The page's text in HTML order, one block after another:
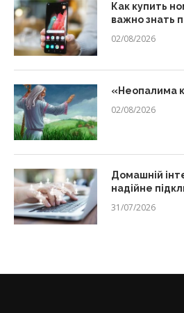
Как купить
важно знать
02/08/2026
«Неопалима
02/08/2026
Домашній
надійне
31/07/2026